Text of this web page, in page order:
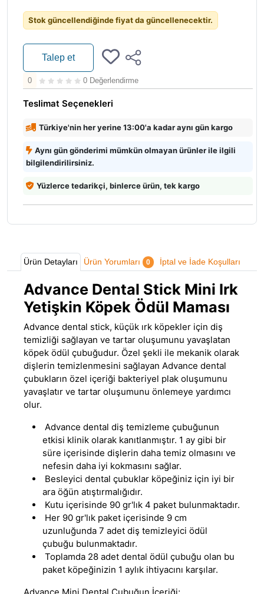
Stok güncellendiğinde fiyat da güncellenecektir.
Talep et
0 0 Değerlendirme
Teslimat Seçenekleri
Türkiye'nin her yerine 13:00'a kadar aynı gün kargo
Aynı gün gönderimi mümkün olmayan ürünler ile ilgili
bilgilendirilirsiniz.
Yüzlerce tedarikçi, binlerce ürün, tek kargo
Ürün Detayları Ürün Yorumları 0 İptal ve İade Koşulları
Advance Dental Stick Mini Irk
Yetişkin Köpek Ödül Maması
Advance dental stick, küçük ırk köpekler için diş
temizliği sağlayan ve tartar oluşumunu yavaşlatan
köpek ödül çubuğudur. Özel şekli ile mekanik olarak
dişlerin temizlenmesini sağlayan Advance dental
çubukların özel içeriği bakteriyel plak oluşumunu
yavaşlatır ve tartar oluşumunu önlemeye yardımcı
olur.
Advance dental diş temizleme çubuğunun
etkisi klinik olarak kanıtlanmıştır. 1 ay gibi bir
süre içerisinde dişlerin daha temiz olmasını ve
nefesin daha iyi kokmasını sağlar.
Besleyici dental çubuklar köpeğiniz için iyi bir
ara öğün atıştırmalığıdır.
Kutu içerisinde 90 gr'lık 4 paket bulunmaktadır.
Her 90 gr'lık paket içerisinde 9 cm
uzunluğunda 7 adet diş temizleyici ödül
çubuğu bulunmaktadır.
Toplamda 28 adet dental ödül çubuğu olan bu
paket köpeğinizin 1 aylık ihtiyacını karşılar.